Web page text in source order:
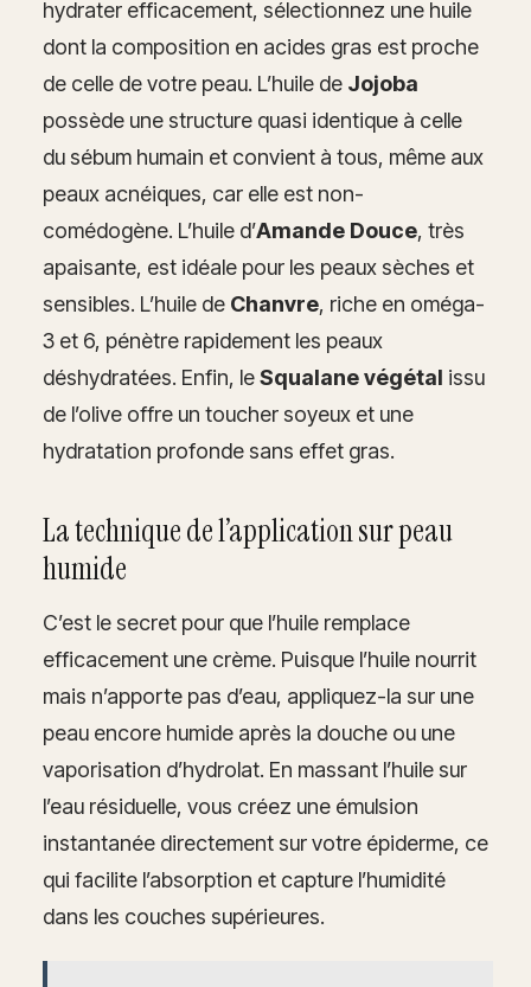
hydrater efficacement, sélectionnez une huile
dont la composition en acides gras est proche
de celle de votre peau. L’huile de Jojoba
possède une structure quasi identique à celle
du sébum humain et convient à tous, même aux
peaux acnéiques, car elle est non-
comédogène. L’huile d’Amande Douce, très
apaisante, est idéale pour les peaux sèches et
sensibles. L’huile de Chanvre, riche en oméga-
3 et 6, pénètre rapidement les peaux
déshydratées. Enfin, leSqualane végétal issu
de l’olive offre un toucher soyeux et une
hydratation profonde sans effet gras.
La technique de l’application sur peau
humide
C’est le secret pour que l’huile remplace
efficacement une crème. Puisque l’huile nourrit
mais n’apporte pas d’eau, appliquez-la sur une
peau encore humide après la douche ou une
vaporisation d’hydrolat. En massant l’huile sur
l’eau résiduelle, vous créez une émulsion
instantanée directement sur votre épiderme, ce
qui facilite l’absorption et capture l’humidité
dans les couches supérieures.